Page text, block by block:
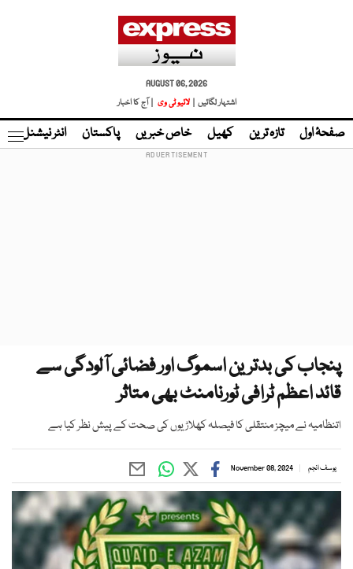
AUGUST 06, 2026
اشتہار لگائیں |
لائیو ٹی وی | آج کا اخبار
صفحۂ اول تازہ ترین کھیل خاص خبریں پاکستان انٹر نیشنل
پنجاب کی بدترین اسموگ اور فضائی آلودگی سے
قائد اعظم ٹرافی ٹورنامنٹ بھی متاثر
اتنظامیہ نے میچز منتقلی کا فیصلہ کھلاڑیوں کی صحت کے پیش نظر کیا ہے
یوسف انجم November 08, 2024